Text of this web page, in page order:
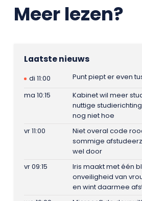
Meer lezen?
Laatste nieuws
di 11:00
Punt piept er even
ma 10:15
Kabinet wil meer
nuttige
nog niet hoe
vr 11:00
Niet overal code
sommige
wel door
vr 09:15
Iris maakt met één
onveiligheid van
en wint daarmee